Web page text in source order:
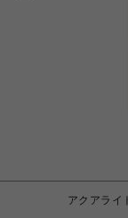
アクアライ